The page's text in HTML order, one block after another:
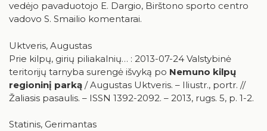
vedėjo pavaduotojo E. Dargio, Birštono sporto centro
vadovo S. Smailio komentarai.
Uktveris, Augustas
Prie kilpų, girių piliakalnių… : 2013-07-24 Valstybinė
teritorijų tarnyba surengė išvyką po Nemuno kilpų
regioninį parką / Augustas Uktveris. – Iliustr., portr. //
Žaliasis pasaulis. – ISSN 1392-2092. – 2013, rugs. 5, p. 1-2.
Statinis, Gerimantas